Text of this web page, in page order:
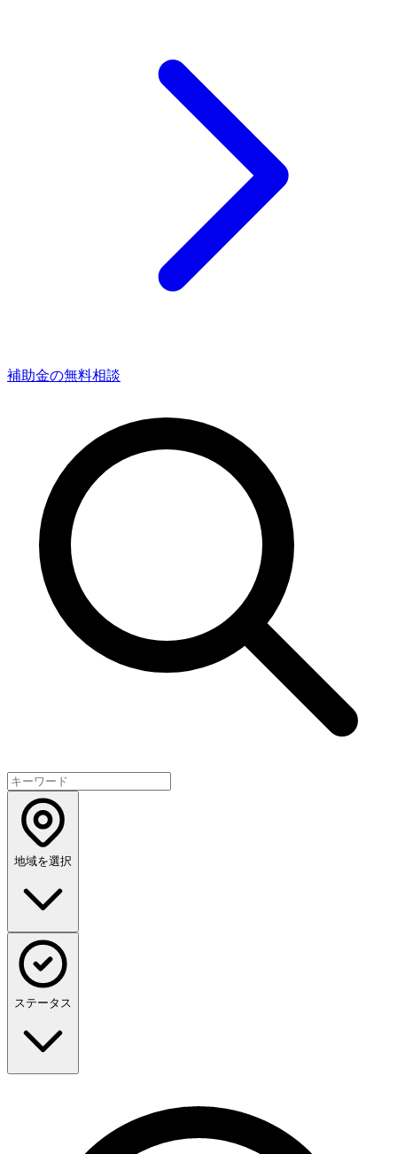
補助金の無料相談
地域を選択
ステータス